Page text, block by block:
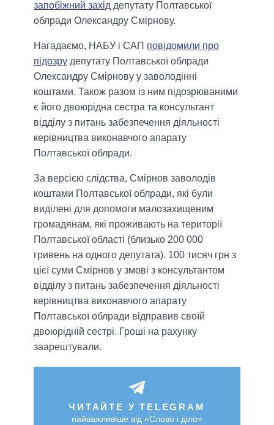
запобіжний захід депутату Полтавської
облради Олександру Смірнову.
Нагадаємо, НАБУ і САП повідомили про
підозру депутату Полтавської облради
Олександру Смірнову у заволодінні
коштами. Також разом із ним підозрюваними
є його двоюрідна сестра та консультант
відділу з питань забезпечення діяльності
керівництва виконавчого апарату
Полтавської облради.
За версією слідства, Смірнов заволодів
коштами Полтавської облради, які були
виділені для допомоги малозахищеним
громадянам, які проживають на території
Полтавської області (близько 200 000
гривень на одного депутата). 100 тисяч грн з
цієї суми Смірнов у змові з консультантом
відділу з питань забезпечення діяльності
керівництва виконавчого апарату
Полтавської облради відправив своїй
двоюрідній сестрі. Гроші на рахунку
заарештували.
ЧИТАЙТЕ У TELEGRAM
найважливіше від «Слово і діло»